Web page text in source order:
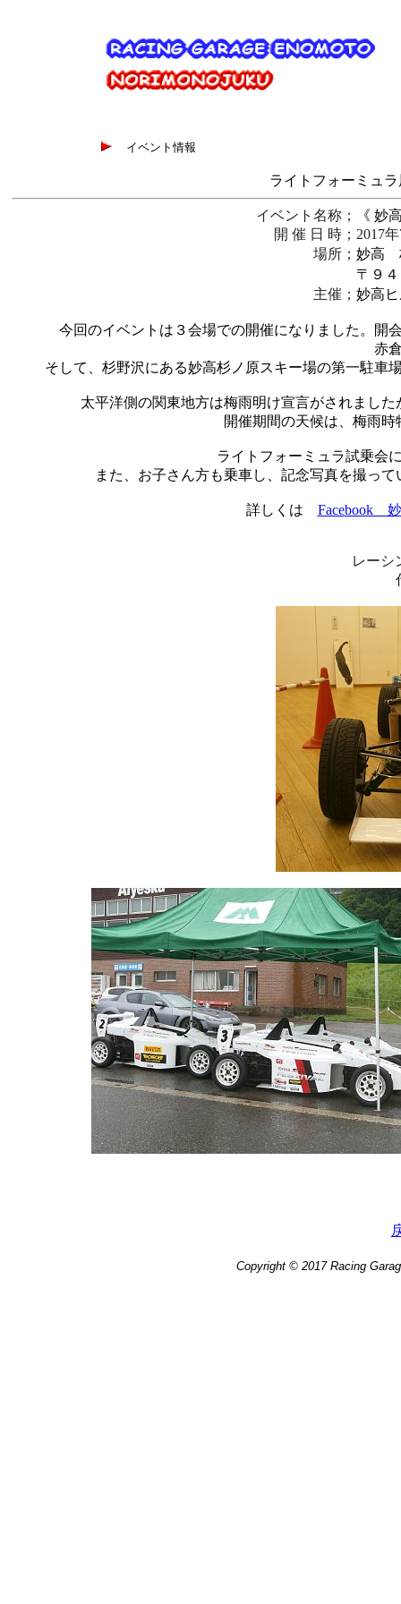
イベント情報
ライトフォーミュ
イベント名称；
《 妙
開 催 日 時； 2017
場所； 妙高
〒９
主催 ； 妙高
今回のイベントは３会場での開催になりました。開
赤
そして、杉野沢にある妙高杉ノ原スキー場の第一駐車
太平洋側の関東地方は梅雨明け宣言がされまし
開催期間の天候は、梅雨
ライトフォーミュラ試乗会
また、お子さん方も乗車し、記念写真を撮っ
詳しくは Facebook
レーシ
Copyright © 2017 Racing